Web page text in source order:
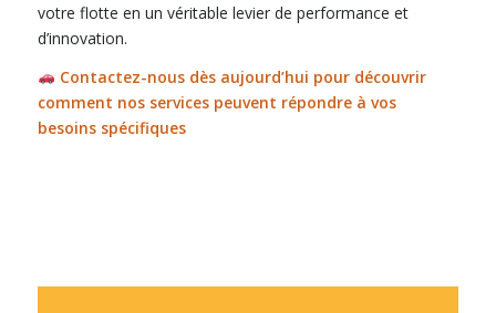
votre flotte en un véritable levier de performance et
d’innovation.
Contactez-nous dès aujourd’hui pour découvrir
comment nos services peuvent répondre à vos
besoins spécifiques